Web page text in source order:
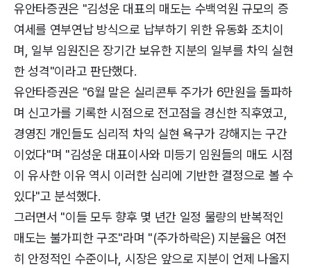
유안타증권은 "김성운 대표의 매도는 수백억원 규모의 증
여세를 연부연납 방식으로 납부하기 위한 유동화 조치이
며, 일부 임원진은 장기간 보유한 지분의 일부를 차익 실현
한 성격"이라고 판단했다.
유안타증권은 "6월 말은 실리콘투 주가가 6만원을 돌파하
며 신고가를 기록한 시점으로 전고점을 경신한 직후였고,
경영진 개인들도 심리적 차익 실현 욕구가 강해지는 구간
이었다"며 "김성운 대표이사와 미등기 임원들의 매도 시점
이 유사한 이유 역시 이러한 심리에 기반한 결정으로 볼 수
있다"고 분석했다.
그러면서 "이들 모두 향후 몇 년간 일정 물량의 반복적인
매도는 불가피한 구조"라며 "(주가하락은) 지분율은 여전
히 안정적인 수준이나, 시장은 앞으로 지분이 언제 나올지